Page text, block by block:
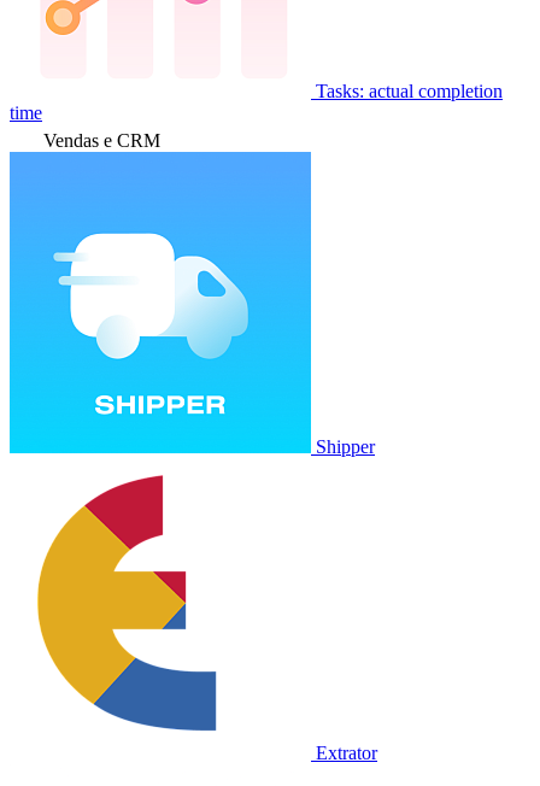
Tasks: actual completion
time
Vendas e CRM
Shipper
Extrator